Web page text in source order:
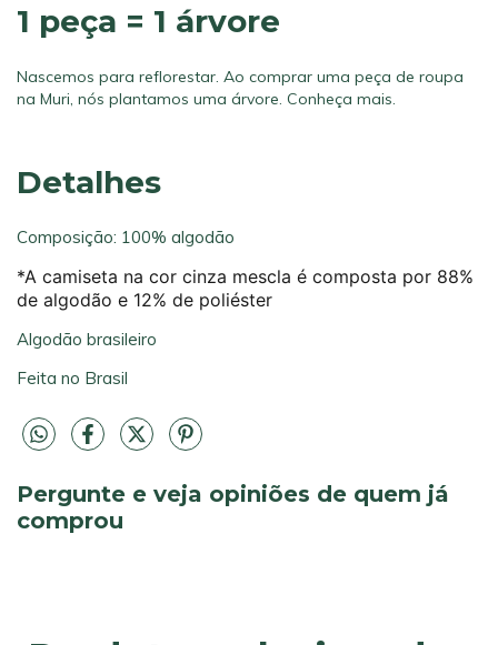
1 peça = 1 árvore
Nascemos para reflorestar. Ao comprar uma peça de roupa
na Muri, nós plantamos uma árvore. Conheça mais.
Detalhes
Composição: 100% algodão
*A camiseta na cor cinza mescla é composta por 88%
de algodão e 12% de poliéster
Algodão brasileiro
Feita no Brasil
Pergunte e veja opiniões de quem já
comprou